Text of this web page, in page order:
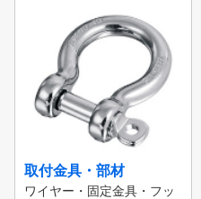
取付金具・部材
ワイヤー・固定金具・フッ